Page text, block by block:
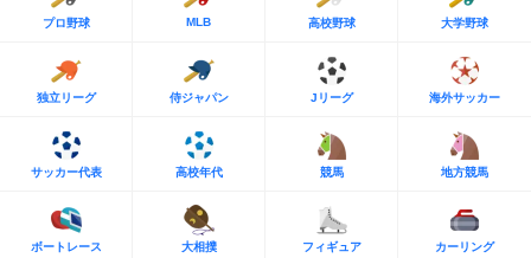
プロ野球 MLB 高校野球 大学野球
独立リーグ 侍ジャパン Jリーグ 海外サッカー
サッカー代表 高校年代 競馬 地方競馬
ボートレース 大相撲 フィギュア カーリング